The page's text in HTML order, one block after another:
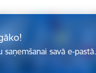
savā e-pastā.